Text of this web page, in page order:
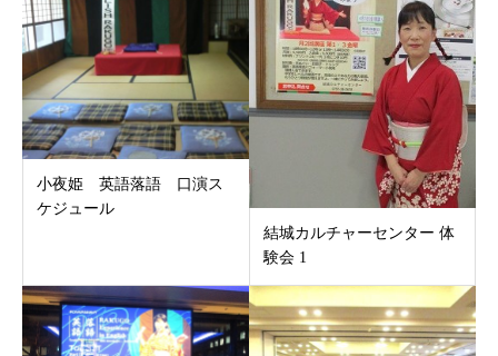
小夜姫 英語落語 口演ス
ケジュール
結城カルチャーセンター 体
験会 1